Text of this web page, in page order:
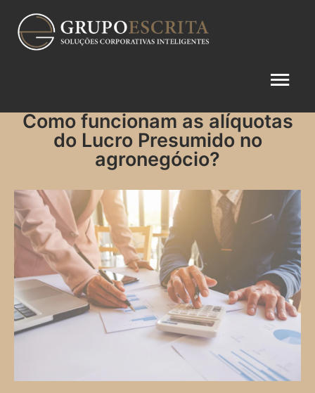
Como funcionam as alíquotas
do Lucro Presumido no
agronegócio?